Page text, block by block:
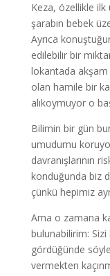
Keza, özellikle ilk
şarabın bebek
Ayrıca
edilebilir bir
lokantada
olan hamile bir
alıkoymuyor o
Bilimin bir gün
umudumu
davranışlarının
konduğunda biz
çünkü hepimiz
Ama o zamana
bulunabilirim:
gördüğünde
vermekten